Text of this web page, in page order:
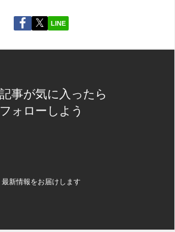
LINE
事が気に入ったら
フォローしよう
最新情報をお届けします